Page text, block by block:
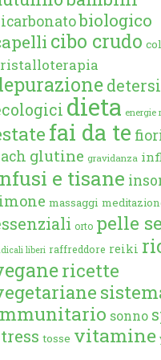
biologico
cibo crudo
dieta energie
fai da te
glutine gravidanza
e tisane
massaggi
orto pelle
liberi raffreddore reiki
ricette
sonno
tosse vitamine